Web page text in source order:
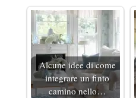
Alcune idee di come
integrare un finto
camino nello…